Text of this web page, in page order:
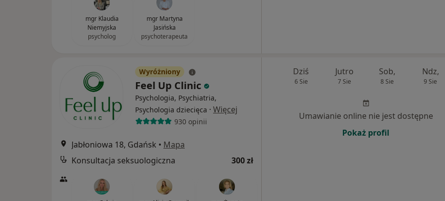
mgr Klaudia
Niemyjska
psycholog
mgr Martyna
Jasińska
psychoterapeuta
Wyróżniony
Feel Up Clinic
Psychologia, Psychiatria,
Psychologia dziecięca · Więcej
930 opinii
Jabłoniowa 18, Gdańsk • Mapa
Konsultacja seksuologiczna
300 zł
Dziś
6 Sie
Jutro
7 Sie
Sob,
8 Sie
Ndz,
9 Sie
Umawianie online nie jest dostępne
Pokaż profil